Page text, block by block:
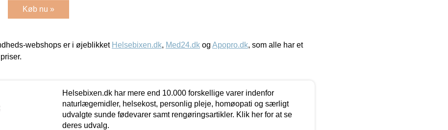
Køb nu »
webshops er i øjeblikket Helsebixen.dk, Med24.dk og Apopro.dk, som alle har et
Helsebixen.dk har mere end 10.000 forskellige varer indenfor
naturlægemidler, helsekost, personlig pleje, homøopati og særligt
udvalgte sunde fødevarer samt rengøringsartikler. Klik her for at se
deres udvalg.